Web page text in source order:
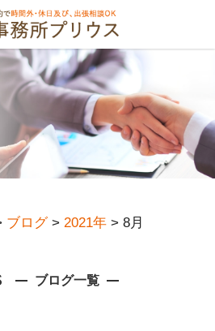
ブログ> 2021年 > 8月
ブログ一覧